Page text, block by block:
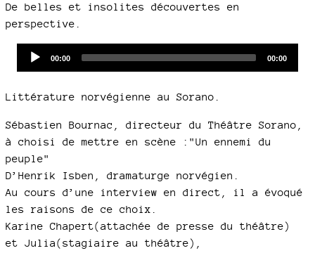
De belles et insolites découvertes en
perspective.
Current
00:00
Total
00:00
Littérature norvégienne au Sorano.
Sébastien Bournac, directeur du Théâtre Sorano,
à choisi de mettre en scène :"Un ennemi du
peuple"
D’Henrik Isben, dramaturge norvégien.
Au cours d’une interview en direct, il a évoqué
les raisons de ce choix.
Karine Chapert(attachée de presse du théâtre)
et Julia(stagiaire au théâtre),